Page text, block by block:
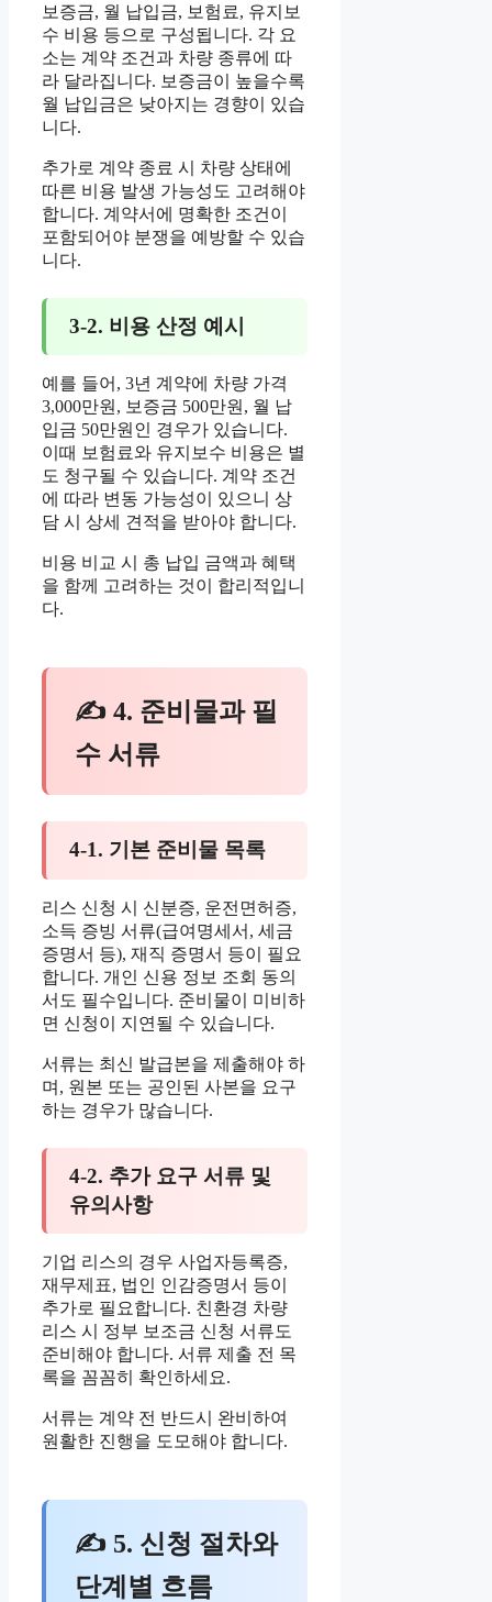
보증금, 월 납입금, 보험료, 유지보
수 비용 등으로 구성됩니다. 각 요
소는 계약 조건과 차량 종류에 따
라 달라집니다. 보증금이 높을수록
월 납입금은 낮아지는 경향이 있습
니다.
추가로 계약 종료 시 차량 상태에
따른 비용 발생 가능성도 고려해야
합니다. 계약서에 명확한 조건이
포함되어야 분쟁을 예방할 수 있습
니다.
3-2. 비용 산정 예시
예를 들어, 3년 계약에 차량 가격
3,000만원, 보증금 500만원, 월 납
입금 50만원인 경우가 있습니다.
이때 보험료와 유지보수 비용은 별
도 청구될 수 있습니다. 계약 조건
에 따라 변동 가능성이 있으니 상
담 시 상세 견적을 받아야 합니다.
비용 비교 시 총 납입 금액과 혜택
을 함께 고려하는 것이 합리적입니
다.
✍ 4. 준비물과 필
수 서류
4-1. 기본 준비물 목록
리스 신청 시 신분증, 운전면허증,
소득 증빙 서류(급여명세서, 세금
증명서 등), 재직 증명서 등이 필요
합니다. 개인 신용 정보 조회 동의
서도 필수입니다. 준비물이 미비하
면 신청이 지연될 수 있습니다.
서류는 최신 발급본을 제출해야 하
며, 원본 또는 공인된 사본을 요구
하는 경우가 많습니다.
4-2. 추가 요구 서류 및
유의사항
기업 리스의 경우 사업자등록증,
재무제표, 법인 인감증명서 등이
추가로 필요합니다. 친환경 차량
리스 시 정부 보조금 신청 서류도
준비해야 합니다. 서류 제출 전 목
록을 꼼꼼히 확인하세요.
서류는 계약 전 반드시 완비하여
원활한 진행을 도모해야 합니다.
✍ 5. 신청 절차와
단계별 흐름